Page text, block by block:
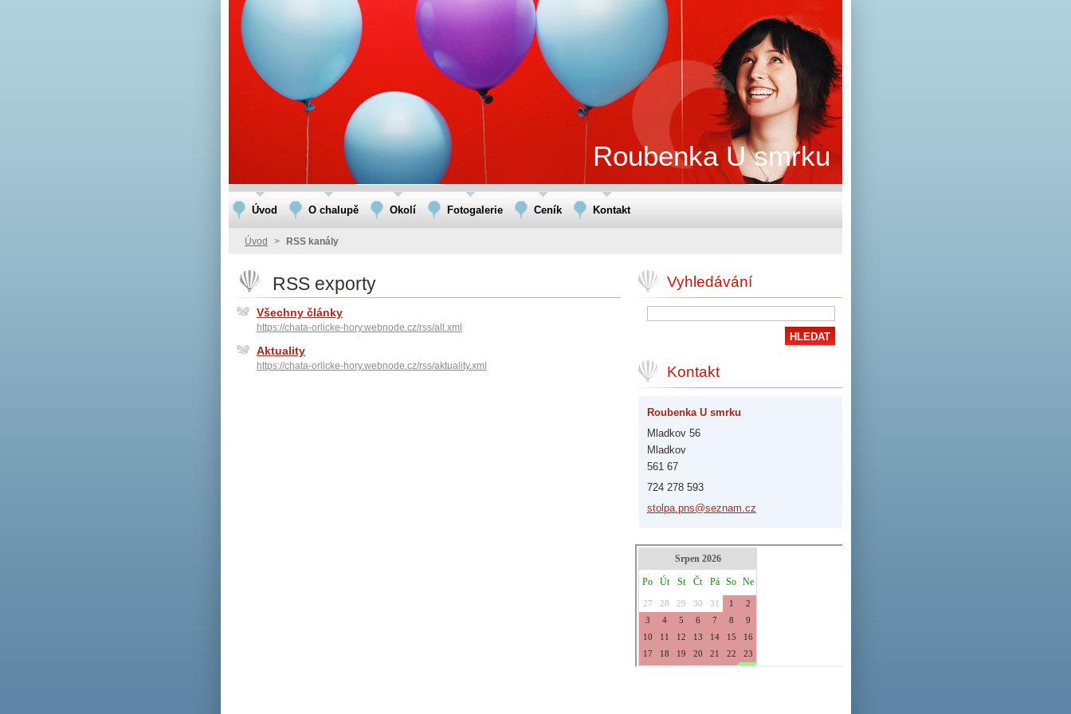
Roubenka U smrku
Úvod > RSS kanály
RSS exporty
Všechny články
https://chata-orlicke-hory.webnode.cz/rss/all.xml
Aktuality
https://chata-orlicke-hory.webnode.cz/rss/aktuality.xml
Vyhledávání
Kontakt
Roubenka U smrku
Mladkov 56
Mladkov
561 67
724 278 593
stolpa.pns@seznam.cz
Úvod O chalupě Okolí Fotogalerie Ceník Kontakt